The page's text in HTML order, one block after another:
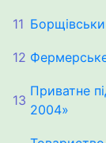
11
12
13
Приватне
2004»